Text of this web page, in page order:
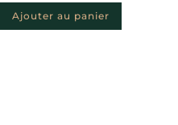
Ajouter au panier